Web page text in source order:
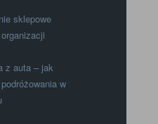
sklepowe
z auta – jak
w